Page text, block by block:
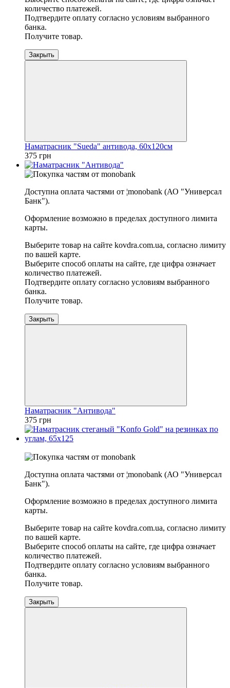
количество платежей.
Подтвердите оплату согласно условиям выбранного
банка.
Получите товар.
Закрыть
Наматрасник "Sueda" антивода, 60х120см
375 грн
Доступна оплата частями от ¦monobank (АО "Универсал
Банк").
Оформление возможно в пределах доступного лимита
карты.
Выберите товар на сайте kovdra.com.ua, согласно лимиту
по вашей карте.
Выберите способ оплаты на сайте, где цифра означает
количество платежей.
Подтвердите оплату согласно условиям выбранного
банка.
Получите товар.
Закрыть
Наматрасник "Антивода"
375 грн
Доступна оплата частями от ¦monobank (АО "Универсал
Банк").
Оформление возможно в пределах доступного лимита
карты.
Выберите товар на сайте kovdra.com.ua, согласно лимиту
по вашей карте.
Выберите способ оплаты на сайте, где цифра означает
количество платежей.
Подтвердите оплату согласно условиям выбранного
банка.
Получите товар.
Закрыть